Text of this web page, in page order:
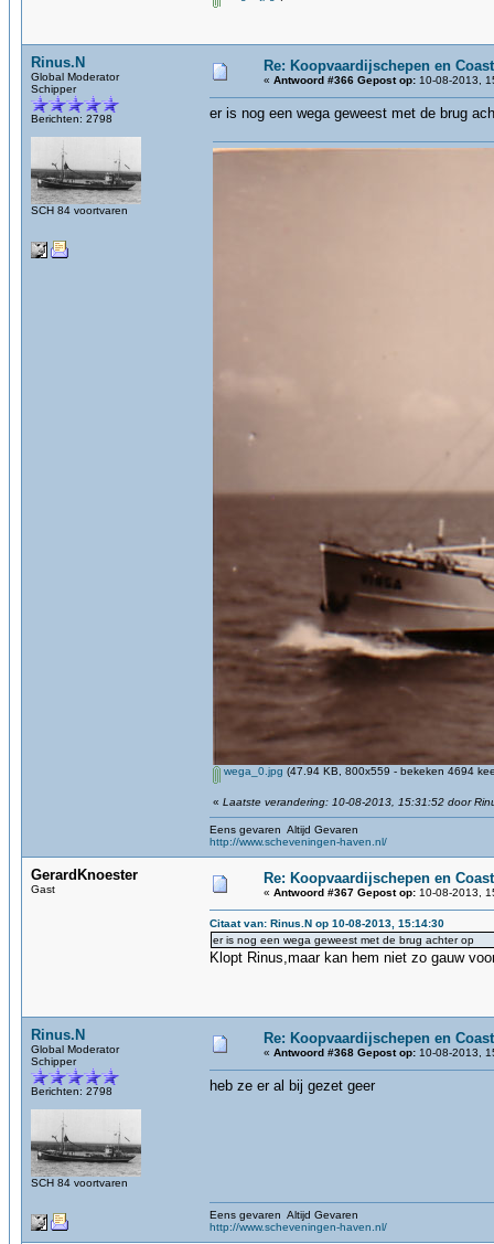
Rinus.N
Global Moderator
Schipper
Berichten: 2798
SCH 84 voortvaren
Re: Koopvaardijschepen en
« Antwoord #366 Gepost op: 10-08-2013,
er is nog een wega geweest met de brug
wega_0.jpg (47.94 KB, 800x559 - bekeken 4694
« Laatste verandering: 10-08-2013, 15:31:52 door
Eens gevaren Altijd Gevaren
http://www.scheveningen-haven.nl/
GerardKnoester
Gast
Re: Koopvaardijschepen en
« Antwoord #367 Gepost op: 10-08-2013,
Citaat van: Rinus.N op 10-08-2013, 15:14:30
er is nog een wega geweest met de brug achter op
Klopt Rinus,maar kan hem niet zo gauw
Rinus.N
Global Moderator
Schipper
Berichten: 2798
SCH 84 voortvaren
Re: Koopvaardijschepen en
« Antwoord #368 Gepost op: 10-08-2013,
heb ze er al bij gezet geer
Eens gevaren Altijd Gevaren
http://www.scheveningen-haven.nl/